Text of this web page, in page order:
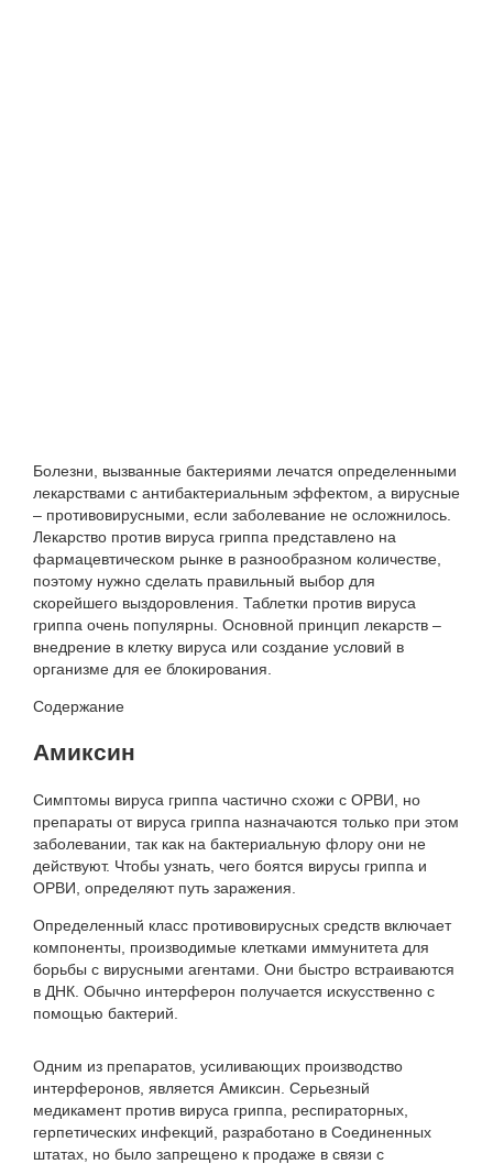
Болезни, вызванные бактериями лечатся определенными
лекарствами с антибактериальным эффектом, а вирусные
– противовирусными, если заболевание не осложнилось.
Лекарство против вируса гриппа представлено на
фармацевтическом рынке в разнообразном количестве,
поэтому нужно сделать правильный выбор для
скорейшего выздоровления. Таблетки против вируса
гриппа очень популярны. Основной принцип лекарств –
внедрение в клетку вируса или создание условий в
организме для ее блокирования.
Содержание
Амиксин
Симптомы вируса гриппа частично схожи с ОРВИ, но
препараты от вируса гриппа назначаются только при этом
заболевании, так как на бактериальную флору они не
действуют. Чтобы узнать, чего боятся вирусы гриппа и
ОРВИ, определяют путь заражения.
Определенный класс противовирусных средств включает
компоненты, производимые клетками иммунитета для
борьбы с вирусными агентами. Они быстро встраиваются
в ДНК. Обычно интерферон получается искусственно с
помощью бактерий.
Одним из препаратов, усиливающих производство
интерферонов, является Амиксин. Серьезный
медикамент против вируса гриппа, респираторных,
герпетических инфекций, разработано в Соединенных
штатах, но было запрещено к продаже в связи с